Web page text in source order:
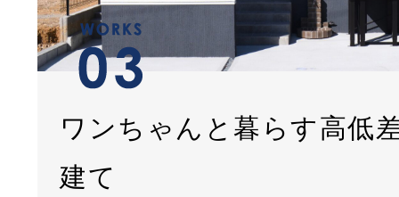
ワンちゃんと暮らす高低
建て